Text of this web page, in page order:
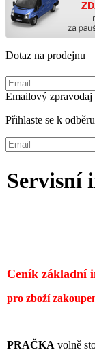
Dotaz na prodejnu
Emailový zpravodaj
Přihlaste se k
Servisní
Ceník základní
pro zboží
PRAČKA volně